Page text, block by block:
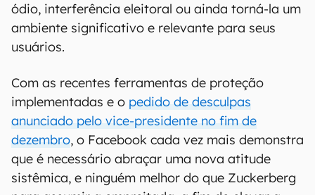
ódio, interferência eleitoral ou ainda torná-la um
ambiente significativo e relevante para seus
usuários.
Com as recentes ferramentas de proteção
implementadas e o pedido de desculpas
anunciado pelo vice-presidente no fim de
dezembro, o Facebook cada vez mais demonstra
que é necessário abraçar uma nova atitude
sistêmica, e ninguém melhor do que Zuckerberg